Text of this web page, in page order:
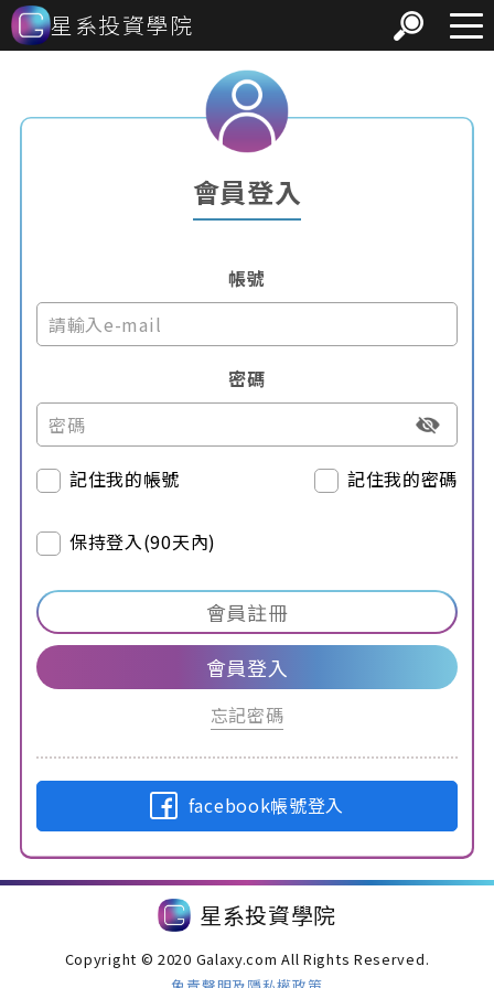
星系投資學院
會員登入
帳號
密碼
記住我的帳號 記住我的密碼
保持登入(90天內)
會員註冊
會員登入
忘記密碼
facebook帳號登入
星系投資學院
Copyright © 2020 Galaxy.com All Rights Reserved.